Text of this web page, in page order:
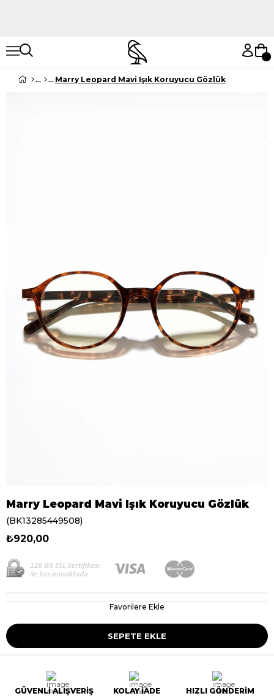
Marry Leopard Mavi Işık Koruyucu Gözlük
Marry Leopard Mavi Işık Koruyucu Gözlük
(BK13285449508)
₺920,00
Favorilere Ekle
GÜVENLİ ALIŞVERİŞ KOLAY İADE HIZLI GÖNDERİM